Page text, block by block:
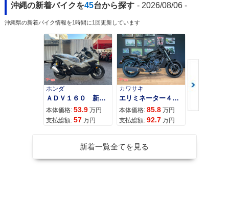
沖縄の新着バイクを45台から探す - 2026/08/06 -
沖縄県の新着バイク情報を1時間に1回更新しています
ホンダ
ＡＤＶ１６０ 新車 ２０２６年最新モデル パールスモーキーグレー スマートキー ２９Ｌメットイン ＵＳＢ Ｔｙｐｅ−Ｃ装備
本体価格: 53.9 万円
支払総額: 57 万円
カワサキ
エリミネーター４００
本体価格: 85.8 万円
支払総額: 92.7 万円
カワサキ
本体価格:
新着一覧全てを見る